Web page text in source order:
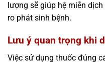
lượng sẽ giúp hệ miễn
ro phát sinh bệnh.
Lưu ý quan trọng khi
Việc sử dụng thuốc đúng